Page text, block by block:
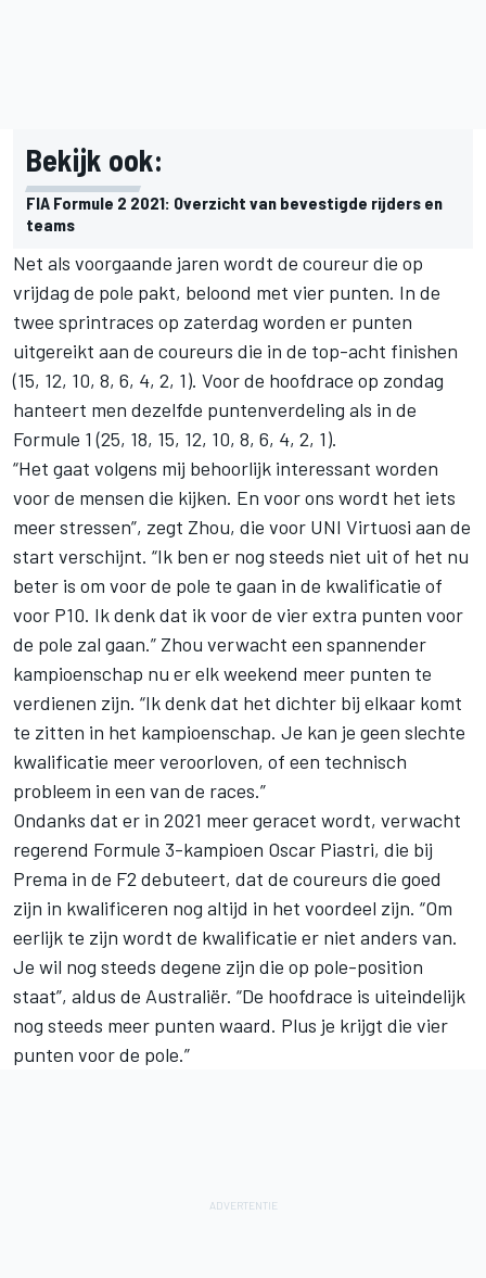
Bekijk ook:
FIA Formule 2 2021: Overzicht van bevestigde rijders en
teams
Net als voorgaande jaren wordt de coureur die op
vrijdag de pole pakt, beloond met vier punten. In de
twee sprintraces op zaterdag worden er punten
uitgereikt aan de coureurs die in de top-acht finishen
(15, 12, 10, 8, 6, 4, 2, 1). Voor de hoofdrace op zondag
hanteert men dezelfde puntenverdeling als in de
Formule 1 (25, 18, 15, 12, 10, 8, 6, 4, 2, 1).
“Het gaat volgens mij behoorlijk interessant worden
voor de mensen die kijken. En voor ons wordt het iets
meer stressen”, zegt Zhou, die voor UNI Virtuosi aan de
start verschijnt. “Ik ben er nog steeds niet uit of het nu
beter is om voor de pole te gaan in de kwalificatie of
voor P10. Ik denk dat ik voor de vier extra punten voor
de pole zal gaan.” Zhou verwacht een spannender
kampioenschap nu er elk weekend meer punten te
verdienen zijn. “Ik denk dat het dichter bij elkaar komt
te zitten in het kampioenschap. Je kan je geen slechte
kwalificatie meer veroorloven, of een technisch
probleem in een van de races.”
Ondanks dat er in 2021 meer geracet wordt, verwacht
regerend Formule 3-kampioen Oscar Piastri, die bij
Prema in de F2 debuteert, dat de coureurs die goed
zijn in kwalificeren nog altijd in het voordeel zijn. “Om
eerlijk te zijn wordt de kwalificatie er niet anders van.
Je wil nog steeds degene zijn die op pole-position
staat”, aldus de Australiër. “De hoofdrace is uiteindelijk
nog steeds meer punten waard. Plus je krijgt die vier
punten voor de pole.”